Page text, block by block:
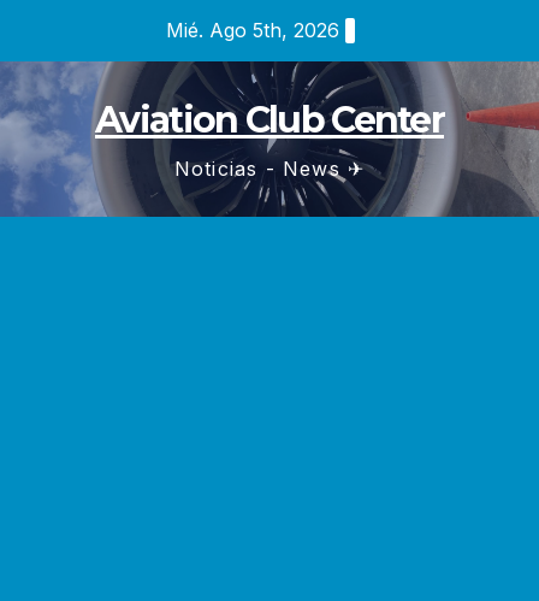
contenido
Mié. Ago 5th, 2026
Aviation Club Center
Noticias - News ✈